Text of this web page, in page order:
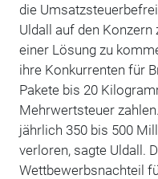
die
Uldall auf den Konzern
einer Lösung zu
ihre Konkurrenten für
Pakete bis 20
Mehrwertsteuer
jährlich 350 bis 500
verloren, sagte Uldall.
Wettbewerbsnachteil